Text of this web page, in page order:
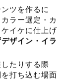
ツを作るに
ラー選定・カ
イケに仕上げ
ザイン・イラ
たりする際
打ち込む場面